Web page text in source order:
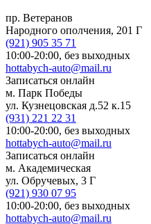
пр. Ветеранов
Народного ополчения, 201 Г
(921) 905 35 71
10:00-20:00, без выходных
hottabych-auto@mail.ru
Записаться онлайн
м. Парк Победы
ул. Кузнецовская д.52 к.15
(931) 221 22 31
10:00-20:00, без выходных
hottabych-auto@mail.ru
Записаться онлайн
м. Академическая
ул. Обручевых, 3 Г
(921) 930 07 95
10:00-20:00, без выходных
hottabych-auto@mail.ru